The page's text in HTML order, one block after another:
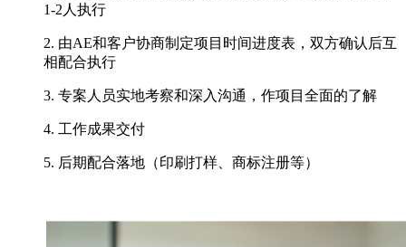
1-2人执行
2. 由AE和客户协商制定项目时间进度表，双方确认后互
相配合执行
3. 专案人员实地考察和深入沟通，作项目全面的了解
4. 工作成果交付
5. 后期配合落地（印刷打样、商标注册等）